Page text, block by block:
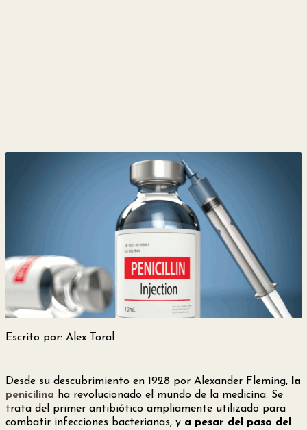
Deportes
Escrito por: Alex Toral
Desde su descubrimiento en 1928 por Alexander Fleming,
la
penicilina ha revolucionado el mundo de la medicina. Se
trata del primer antibiótico ampliamente utilizado para
combatir infecciones bacterianas, y a pesar del paso del